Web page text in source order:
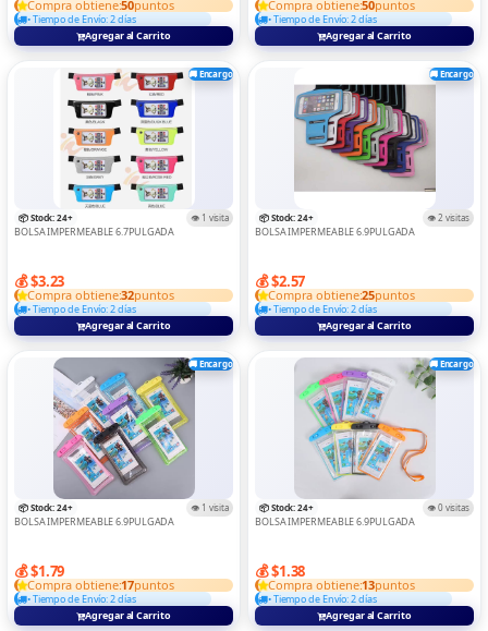
CONTROS
DIGITA ELECTRONICAS
DRON
ELECTRODOMESTICOS
GAME
LAPTOPS
MEMORIA Y LECTOR
MICROFONO
RELOJ
Routers Y Switch
SOPORTE DE TABLE/LAPTOP
TABLET
TRANSMISOR
TRIPODE
Compra obtiene:50puntos
• Tiempo de Envío: 2 días
Agregar al Carrito
Compra obtiene:50puntos
• Tiempo de Envío: 2 días
Agregar al Carrito
🚚 Encargo
📦 Stock: 24+ 👁️ 1 visita
BOLSA IMPERMEABLE 6.7PULGADA
💰 $3.23
Compra obtiene:32puntos
• Tiempo de Envío: 2 días
Agregar al Carrito
🚚 Encargo
📦 Stock: 24+ 👁️ 2 visitas
BOLSA IMPERMEABLE 6.9PULGADA
💰 $2.57
Compra obtiene:25puntos
• Tiempo de Envío: 2 días
Agregar al Carrito
🚚 Encargo
📦 Stock: 24+ 👁️ 1 visita
BOLSA IMPERMEABLE 6.9PULGADA
💰 $1.79
Compra obtiene:17puntos
• Tiempo de Envío: 2 días
Agregar al Carrito
🚚 Encargo
📦 Stock: 24+ 👁️ 0 visitas
BOLSA IMPERMEABLE 6.9PULGADA
💰 $1.38
Compra obtiene:13puntos
• Tiempo de Envío: 2 días
Agregar al Carrito